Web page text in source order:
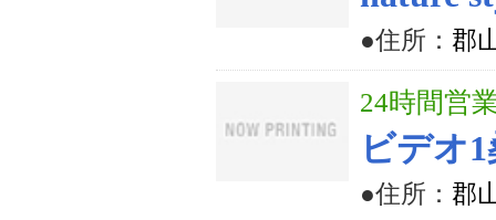
●住所： 郡
24時間営
ビデオ
●住所： 郡